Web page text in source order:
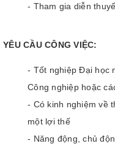
- Tham gia diễn
YÊU CẦU CÔNG VIỆC:
- Tốt nghiệp Đại học
Công nghiệp hoặc
- Có kinh nghiệm về
một lợi thế
- Năng động, chủ